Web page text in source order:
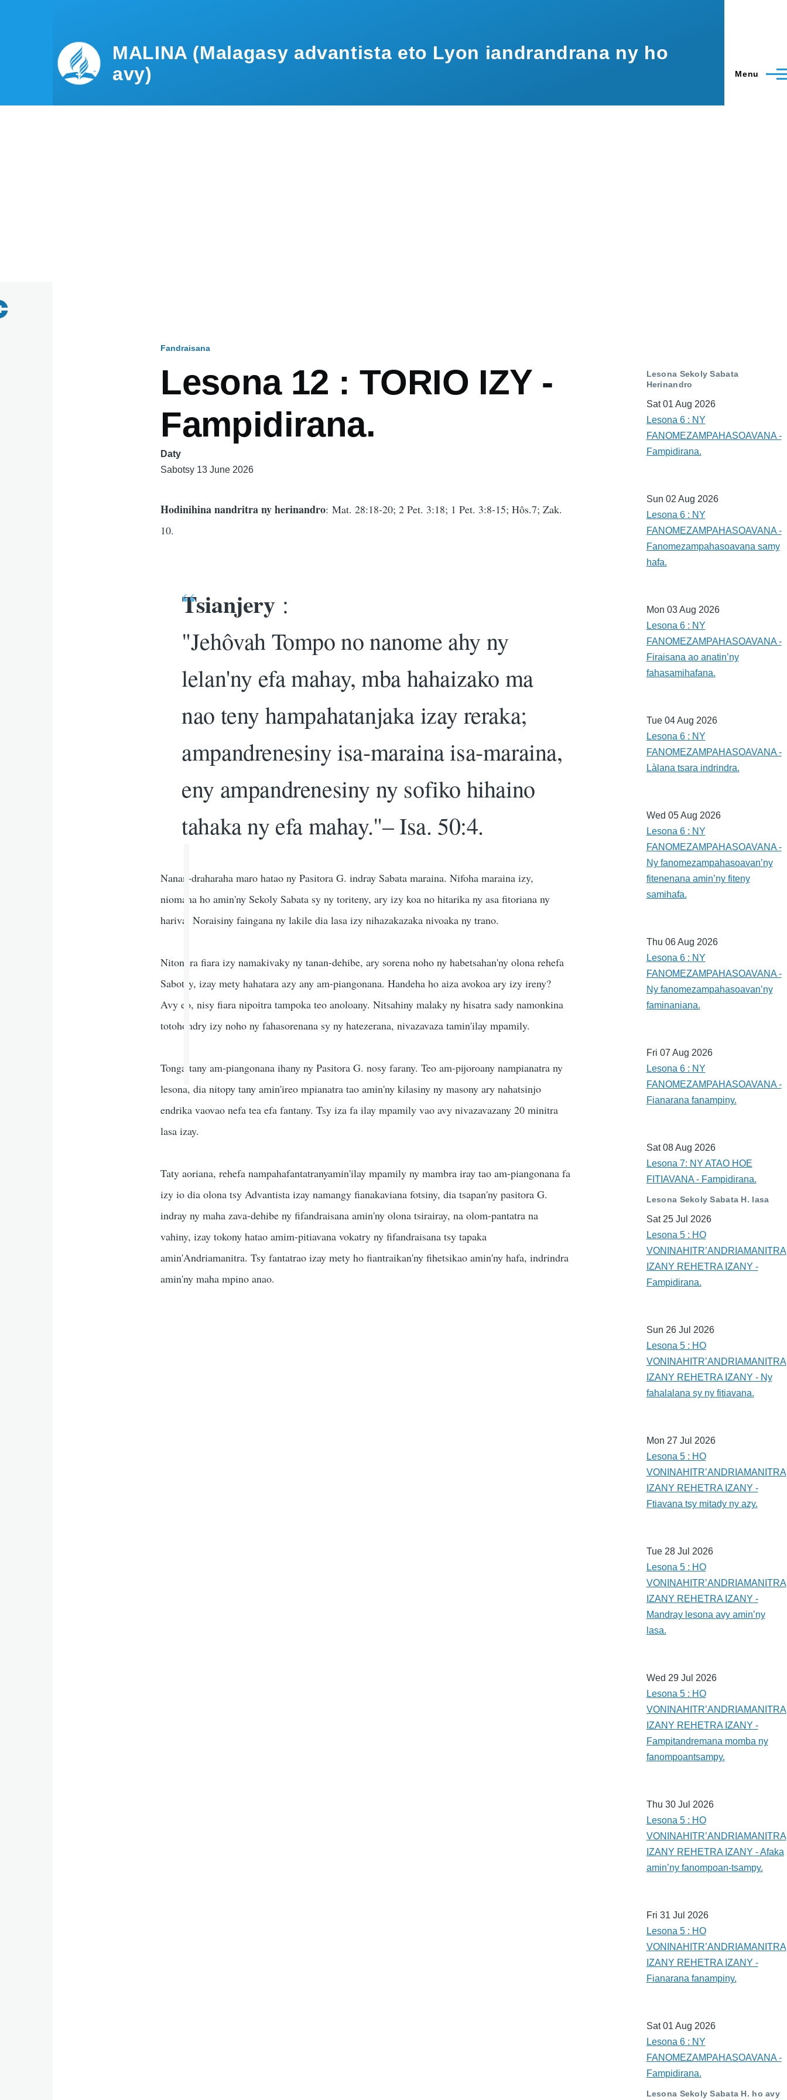
MALINA (Malagasy advantista eto Lyon iandrandrana ny ho
avy)
Menu
Fandraisana
Lesona 12 : TORIO IZY -
Fampidirana.
Daty
Sabotsy 13 June 2026
Hodinihina nandritra ny herinandro: Mat. 28:18-20; 2 Pet. 3:18; 1 Pet. 3:8-15; Hôs.7; Zak.
10.
Tsianjery:
"Jehôvah Tompo no nanome ahy ny
lelan'ny efa mahay, mba hahaizako ma
nao teny hampahatanjaka izay reraka;
ampandrenesiny isa-maraina isa-maraina,
eny ampandrenesiny ny sofiko hihaino
tahaka ny efa mahay."– Isa. 50:4.
Nanan-draharaha maro hatao ny Pasitora G. indray Sabata maraina. Nifoha maraina izy,
niomana ho amin'ny Sekoly Sabata sy ny toriteny, ary izy koa no hitarika ny asa fitoriana ny
hariva. Noraisiny faingana ny lakile dia lasa izy nihazakazaka nivoaka ny trano.
Nitondra fiara izy namakivaky ny tanan-dehibe, ary sorena noho ny habetsahan'ny olona rehefa
Sabotsy, izay mety hahatara azy any am-piangonana. Handeha ho aiza avokoa ary izy ireny?
Avy eo, nisy fiara nipoitra tampoka teo anoloany. Nitsahiny malaky ny hisatra sady namonkina
totohondry izy noho ny fahasorenana sy ny hatezerana, nivazavaza tamin'ilay mpamily.
Tonga tany am-piangonana ihany ny Pasitora G. nosy farany. Teo am-pijoroany nampianatra ny
lesona, dia nitopy tany amin'ireo mpianatra tao amin'ny kilasiny ny masony ary nahatsinjo
endrika vaovao nefa tea efa fantany. Tsy iza fa ilay mpamily vao avy nivazavazany 20 minitra
lasa izay.
Taty aoriana, rehefa nampahafantatranyamin'ilay mpamily ny mambra iray tao am-piangonana fa
izy io dia olona tsy Advantista izay namangy fianakaviana fotsiny, dia tsapan'ny pasitora G.
indray ny maha zava-dehibe ny fifandraisana amin'ny olona tsirairay, na olom-pantatra na
vahiny, izay tokony hatao amim-pitiavana vokatry ny fifandraisana tsy tapaka
amin'Andriamanitra. Tsy fantatrao izay mety ho fiantraikan'ny fihetsikao amin'ny hafa, indrindra
amin'ny maha mpino anao.
Lesona Sekoly Sabata
Herinandro
Sat 01 Aug 2026
Lesona 6 : NY
FANOMEZAMPAHASOAVANA -
Fampidirana.
Sun 02 Aug 2026
Lesona 6 : NY
FANOMEZAMPAHASOAVANA -
Fanomezampahasoavana samy
hafa.
Mon 03 Aug 2026
Lesona 6 : NY
FANOMEZAMPAHASOAVANA -
Firaisana ao anatin’ny
fahasamihafana.
Tue 04 Aug 2026
Lesona 6 : NY
FANOMEZAMPAHASOAVANA -
Làlana tsara indrindra.
Wed 05 Aug 2026
Lesona 6 : NY
FANOMEZAMPAHASOAVANA -
Ny fanomezampahasoavan’ny
fitenenana amin’ny fiteny
samihafa.
Thu 06 Aug 2026
Lesona 6 : NY
FANOMEZAMPAHASOAVANA -
Ny fanomezampahasoavan’ny
faminaniana.
Fri 07 Aug 2026
Lesona 6 : NY
FANOMEZAMPAHASOAVANA -
Fianarana fanampiny.
Sat 08 Aug 2026
Lesona 7: NY ATAO HOE
FITIAVANA - Fampidirana.
Lesona Sekoly Sabata H. lasa
Sat 25 Jul 2026
Lesona 5 : HO
VONINAHITR’ANDRIAMANITRA
IZANY REHETRA IZANY -
Fampidirana.
Sun 26 Jul 2026
Lesona 5 : HO
VONINAHITR’ANDRIAMANITRA
IZANY REHETRA IZANY - Ny
fahalalana sy ny fitiavana.
Mon 27 Jul 2026
Lesona 5 : HO
VONINAHITR’ANDRIAMANITRA
IZANY REHETRA IZANY -
Ftiavana tsy mitady ny azy.
Tue 28 Jul 2026
Lesona 5 : HO
VONINAHITR’ANDRIAMANITRA
IZANY REHETRA IZANY -
Mandray lesona avy amin’ny
lasa.
Wed 29 Jul 2026
Lesona 5 : HO
VONINAHITR’ANDRIAMANITRA
IZANY REHETRA IZANY -
Fampitandremana momba ny
fanompoantsampy.
Thu 30 Jul 2026
Lesona 5 : HO
VONINAHITR’ANDRIAMANITRA
IZANY REHETRA IZANY - Afaka
amin’ny fanompoan-tsampy.
Fri 31 Jul 2026
Lesona 5 : HO
VONINAHITR’ANDRIAMANITRA
IZANY REHETRA IZANY -
Fianarana fanampiny.
Sat 01 Aug 2026
Lesona 6 : NY
FANOMEZAMPAHASOAVANA -
Fampidirana.
Lesona Sekoly Sabata H. ho avy